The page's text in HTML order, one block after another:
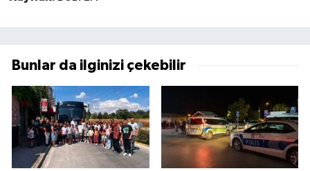
Bunlar da ilginizi çekebilir